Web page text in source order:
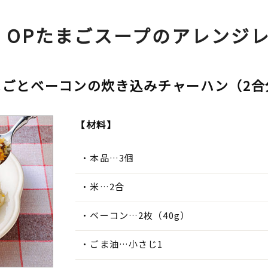
OPたまごスープのアレンジ
とベーコンの炊き込みチャーハン（2合
【材料】
本品…3個
米…2合
ベーコン…2枚（40g）
ごま油…小さじ1